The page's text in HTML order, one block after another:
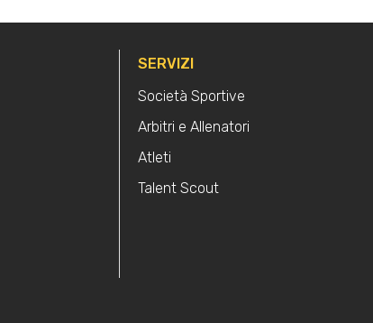
SERVIZI
Società Sportive
Arbitri e Allenatori
Atleti
Talent Scout